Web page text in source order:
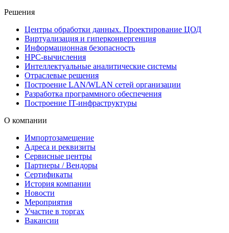
Решения
Центры обработки данных. Проектирование ЦОД
Виртуализация и гиперконвергенция
Информационная безопасность
HPC-вычисления
Интеллектуальные аналитические системы
Отраслевые решения
Построение LAN/WLAN сетей организации
Разработка программного обеспечения
Построение IT-инфраструктуры
О компании
Импортозамещение
Адреса и реквизиты
Сервисные центры
Партнеры / Вендоры
Сертификаты
История компании
Новости
Мероприятия
Участие в торгах
Вакансии